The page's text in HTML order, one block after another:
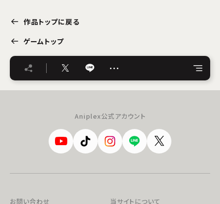
作品トップに戻る
ゲームトップ
…
Aniplex公式アカウント
お問い合わせ 当サイトについて